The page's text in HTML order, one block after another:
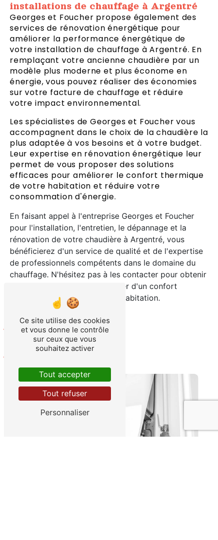
installations de chauffage à Argentré
Georges et Foucher propose également des
services de rénovation énergétique pour
améliorer la performance énergétique de
votre installation de chauffage à Argentré. En
remplaçant votre ancienne chaudière par un
modèle plus moderne et plus économe en
énergie, vous pouvez réaliser des économies
sur votre facture de chauffage et réduire
votre impact environnemental.
Les spécialistes de Georges et Foucher vous
accompagnent dans le choix de la chaudière la
plus adaptée à vos besoins et à votre budget.
Leur expertise en rénovation énergétique leur
permet de vous proposer des solutions
efficaces pour améliorer le confort thermique
de votre habitation et réduire votre
consommation d'énergie.
En faisant appel à l'entreprise Georges et Foucher
pour l'installation, l'entretien, le dépannage et la
rénovation de votre chaudière à Argentré, vous
bénéficierez d'un service de qualité et de l'expertise
de professionnels compétents dans le domaine du
chauffage. N'hésitez pas à les contacter pour obtenir
un devis personnalisé et profiter d'un confort
thermique optimal dans votre habitation.
En savoir plus
Contactez-nous
Ce site utilise des cookies
et vous donne le contrôle
sur ceux que vous
souhaitez activer
Tout accepter
Tout refuser
Personnaliser